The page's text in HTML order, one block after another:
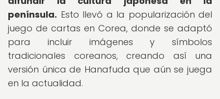
península. Esto llevó a la popularización del
juego de cartas en Corea, donde se adaptó
para incluir imágenes y símbolos
tradicionales coreanos, creando así una
versión única de Hanafuda que aún se juega
en la actualidad.